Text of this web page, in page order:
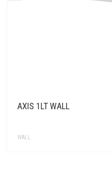
AXIS 1LT WALL
WALL